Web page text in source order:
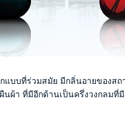
บบที่ร่วมสมัย มีกลิ่นอายของสถ
ผ้า ที่มีอีกด้านเป็นครึ่งวงกลมที่